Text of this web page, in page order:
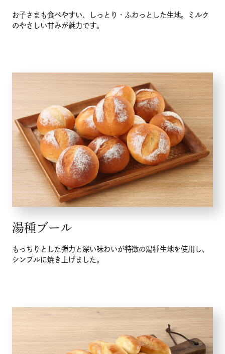
お子さまも食べやすい、しっとり・ふわっとした生地。ミルク
のやさしい甘みが魅力です。
湯種ブール
もっちりとした弾力と深い味わいが特徴の湯種生地を使用し、
シンプルに焼き上げました。